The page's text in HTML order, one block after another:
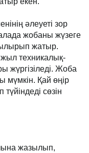
әлеуеті зор
жобаны жүзеге
жатыр.
техникалық-
жүргізіледі. Жоба
мүмкін. Қай өңір
сөзін
жазылып,